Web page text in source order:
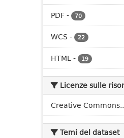
PDF- 70
WCS - 22
HTML- 19
Licenze sulle
Creative
Temi del dataset